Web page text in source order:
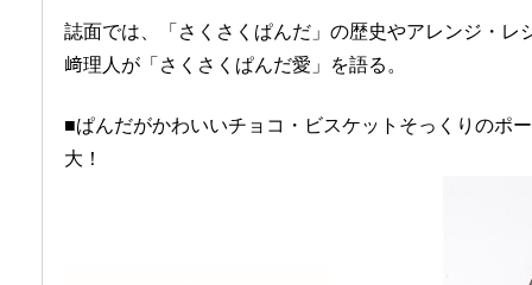
誌面では、「さくさくぱんだ」の歴史やアレンジ・レ
﨑理人が「さくさくぱんだ愛」を語る。
■ぱんだがかわいいチョコ・ビスケットそっくりのポ
大！